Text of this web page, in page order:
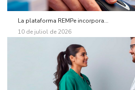
La plataforma REMPe incorpora...
10 de juliol de 2026